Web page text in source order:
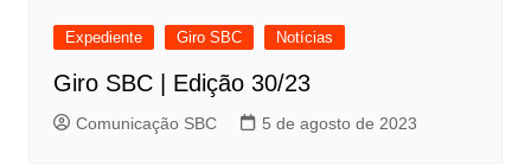
Expediente Giro SBC Notícias
Giro SBC | Edição 30/23
Comunicação SBC 5 de agosto de 2023